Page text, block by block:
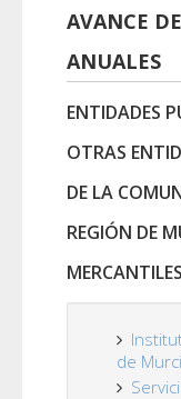
AVANCE
ANUALES
ENTIDADES
OTRAS
DE LA
REGIÓN DE
de